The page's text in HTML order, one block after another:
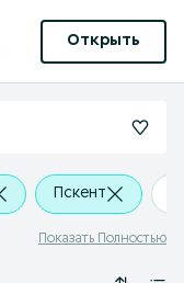
Открыть
Пскент
Показать Полностью